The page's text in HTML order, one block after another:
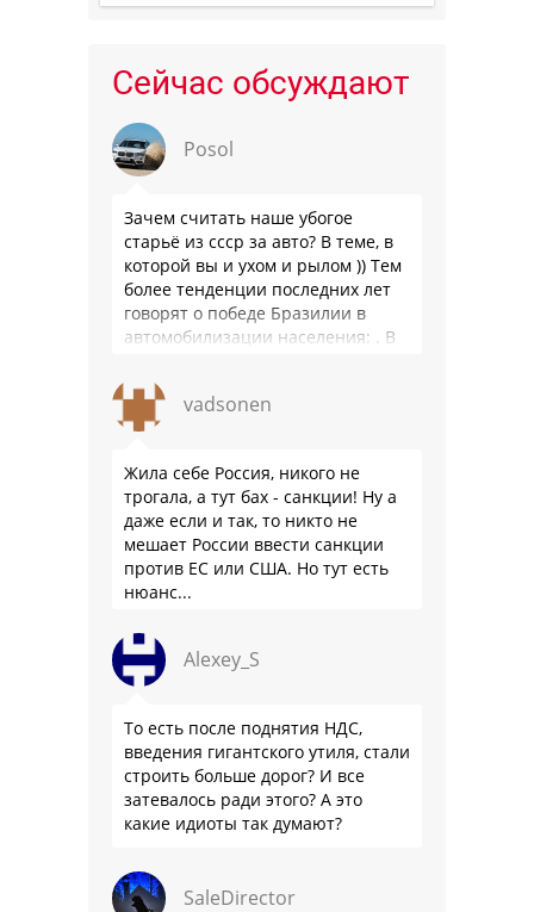
Сейчас обсуждают
Posol
Зачем считать наше убогое
старьё из ссср за авто? В теме, в
которой вы и ухом и рылом )) Тем
более тенденции последних лет
говорят о победе Бразилии в
автомобилизации населения: . В
vadsonen
Жила себе Россия, никого не
трогала, а тут бах - санкции! Ну а
даже если и так, то никто не
мешает России ввести санкции
против ЕС или США. Но тут есть
нюанс...
Alexey_S
То есть после поднятия НДС,
введения гигантского утиля, стали
строить больше дорог? И все
затевалось ради этого? А это
какие идиоты так думают?
SaleDirector